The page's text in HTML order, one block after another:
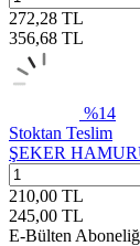
272,28 TL
356,68 TL
%14
Stoktan Teslim
ŞEKER
210,00 TL
245,00 TL
E-Bülten